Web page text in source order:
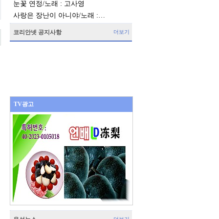
눈꽃 연정/노래 : 고사영
사랑은 장난이 아니야/노래 :…
코리안넷 공지사항 더보기
TV광고